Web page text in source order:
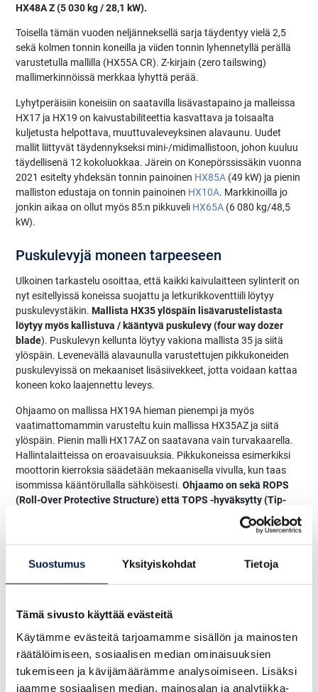
Suostumus Yksityiskohdat Tietoja
Tämä sivusto käyttää evästeitä
Käytämme evästeitä tarjoamamme sisällön ja mainosten
räätälöimiseen, sosiaalisen median ominaisuuksien
tukemiseen ja kävijämäärämme analysoimiseen. Lisäksi
jaamme sosiaalisen median, mainosalan ja analytiikka-
HX48A Z (5 030 kg / 28,1 kW).
Toisella tämän vuoden neljänneksellä sarja täydentyy vielä 2,5
sekä kolmen tonnin koneilla ja viiden tonnin lyhennetyllä perällä
varustetulla mallilla (HX55A CR). Z-kirjain (zero tailswing)
mallimerkinnöissä merkkaa lyhyttä perää.
Lyhytperäisiin koneisiin on saatavilla lisävastapaino ja malleissa
HX17 ja HX19 on kaivustabiliteettia kasvattava ja toisaalta
kuljetusta helpottava, muuttuvaleveyksinen alavaunu. Uudet
mallit liittyvät täydennykseksi mini-/midimallistoon, johon kuuluu
täydellisenä 12 kokoluokkaa. Järein on Konepörssissäkin vuonna
2021 esitelty yhdeksän tonnin painoinen HX85A(49 kW) ja pienin
malliston edustaja on tonnin painoinen HX10A. Markkinoilla jo
jonkin aikaa on ollut myös 85:n pikkuveli HX65A(6 080 kg/48,5
kW).
Puskulevyjä moneen tarpeeseen
Ulkoinen tarkastelu osoittaa, että kaikki kaivulaitteen sylinterit on
nyt esitellyissä koneissa suojattu ja letkurikkoventtiili löytyy
puskulevystäkin. Mallista HX35 ylöspäin lisävarustelistasta
löytyy myös kallistuva / kääntyvä puskulevy (four way dozer
blade). Puskulevyn kellunta löytyy vakiona mallista 35 ja siitä
ylöspäin. Levenevällä alavaunulla varustettujen pikkukoneiden
puskulevyissä on mekaaniset lisäsiivekkeet, jotta voidaan kattaa
koneen koko laajennettu leveys.
Ohjaamo on mallissa HX19A hieman pienempi ja myös
vaatimattomammin varusteltu kuin mallissa HX35AZ ja siitä
ylöspäin. Pienin malli HX17AZ on saatavana vain turvakaarella.
Hallintalaitteissa on eroavaisuuksia. Pikkukoneissa esimerkiksi
moottorin kierroksia säädetään mekaanisella vivulla, kun taas
isommissa kääntörullalla sähköisesti. Ohjaamo on sekä ROPS
(Roll-Over Protective Structure) että TOPS -hyväksytty (Tip-
Jälkimmäinen ei ole alle kuuden
toteutettu esiohjatun joystickin avulla. Tehdasasenteiset
kaivuvivut ovat 35:stä ylöspäin täsmälleen samat kuin isommissa
kokoinen LCD-näyttö, jota ohjataan napeilla, ei kosketuksella. Se
voidaan nyt myös säätää lisähydrauliikan tuotto työlaitteelle
sopivaksi. Varkaudenestojärjestelmän voi kuljettaja aktivoida
itsevalitsemallaan koodilla. Ilmastointi on varusteena mallista 35
ylöspäin.